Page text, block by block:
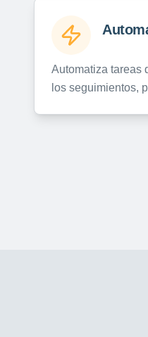
Automatiza tareas
los seguimientos,